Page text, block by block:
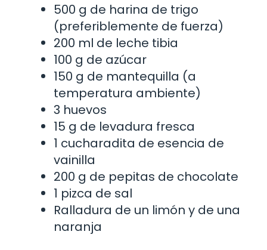
500 g de harina de trigo
(preferiblemente de fuerza)
200 ml de leche tibia
100 g de azúcar
150 g de mantequilla (a
temperatura ambiente)
3 huevos
15 g de levadura fresca
1 cucharadita de esencia de
vainilla
200 g de pepitas de chocolate
1 pizca de sal
Ralladura de un limón y de una
naranja